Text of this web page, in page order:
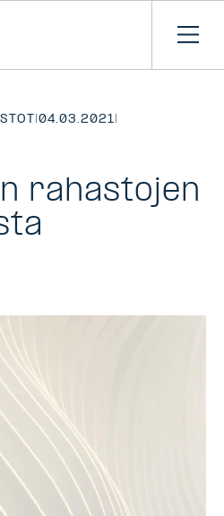
Avaa
|04.03.2021|
rahastojen